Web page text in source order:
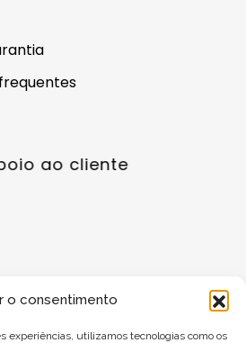
o consentimento
experiências, utilizamos tecnologias como os
ao cliente